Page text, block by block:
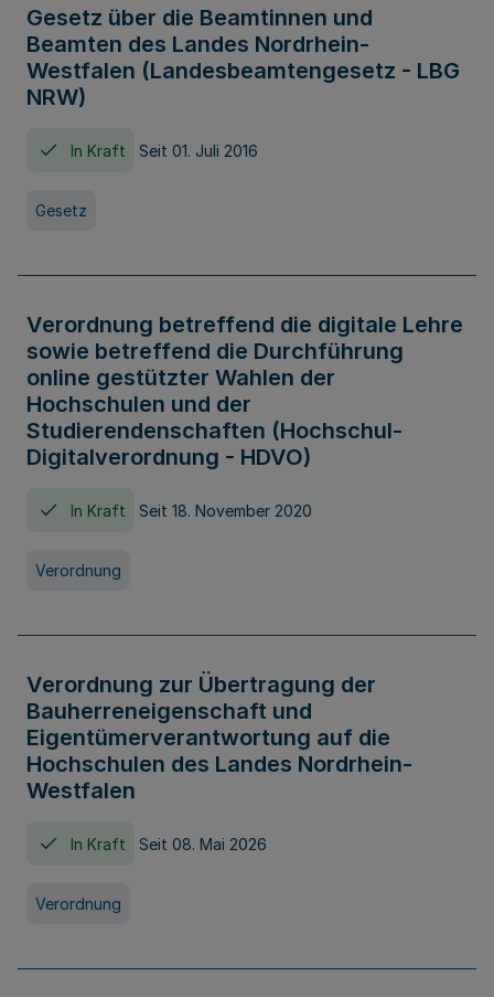
Gesetz über die Beamtinnen und
Beamten des Landes Nordrhein-
Westfalen (Landesbeamtengesetz - LBG
NRW)
In Kraft Seit 01. Juli 2016
Gesetz
Verordnung betreffend die digitale Lehre
sowie betreffend die Durchführung
online gestützter Wahlen der
Hochschulen und der
Studierendenschaften (Hochschul-
Digitalverordnung - HDVO)
In Kraft Seit 18. November 2020
Verordnung
Verordnung zur Übertragung der
Bauherreneigenschaft und
Eigentümerverantwortung auf die
Hochschulen des Landes Nordrhein-
Westfalen
In Kraft Seit 08. Mai 2026
Verordnung